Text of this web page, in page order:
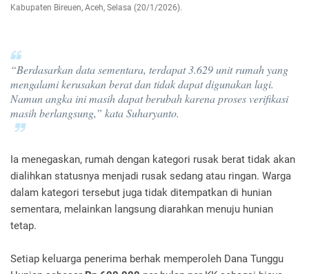
Kabupaten Bireuen, Aceh, Selasa (20/1/2026).
“Berdasarkan data sementara, terdapat 3.629 unit rumah yang
mengalami kerusakan berat dan tidak dapat digunakan lagi.
Namun angka ini masih dapat berubah karena proses verifikasi
masih berlangsung,” kata Suharyanto.
Ia menegaskan, rumah dengan kategori rusak berat tidak akan
dialihkan statusnya menjadi rusak sedang atau ringan. Warga
dalam kategori tersebut juga tidak ditempatkan di hunian
sementara, melainkan langsung diarahkan menuju hunian
tetap.
Setiap keluarga penerima berhak memperoleh Dana Tunggu